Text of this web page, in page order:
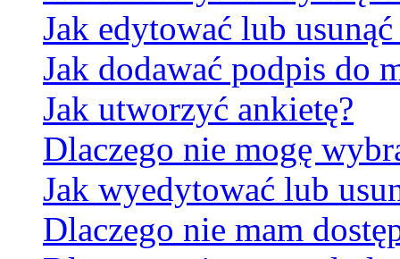
Jak edytować lub usunąć
Jak dodawać podpis do
Jak utworzyć ankietę?
Dlaczego nie mogę
Jak wyedytować lub
Dlaczego nie mam